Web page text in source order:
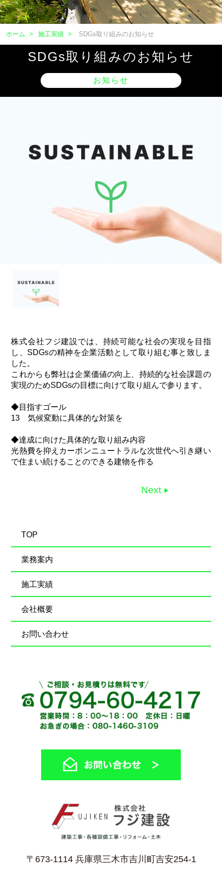
ホーム > 施工実績 > SDGs取り組みのお知らせ
SDGs取り組みのお知らせ
お知らせ
株式会社フジ建設では、持続可能な社会の実現を目指
し、SDGsの精神を企業活動として取り組む事と致しま
した。
これからも弊社は企業価値の向上、持続的な社会課題の
実現のためSDGsの目標に向けて取り組んで参ります。
◆目指すゴール
13 気候変動に具体的な対策を
◆達成に向けた具体的な取り組み内容
光熱費を抑えカーボンニュートラルな次世代へ引き継い
で住まい続けることのできる建物を作る
Next
TOP
業務案内
施工実績
会社概要
お問い合わせ
〒673-1114 兵庫県三木市吉川町吉安254-1